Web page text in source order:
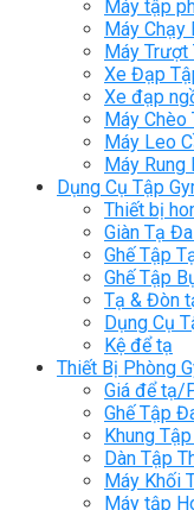
Máy tập
Máy Chạy
Máy Trượt
Xe Đạp
Xe đạp
Máy Chèo
Máy Leo
Máy Rung
Dụng Cụ Tập
Thiết bị
Giàn Tạ
Ghế Tập
Ghế Tập
Tạ & Đòn
Dụng Cụ
Kệ để tạ
Thiết Bị Phòng
Giá để tạ/
Ghế Tập
Khung
Dàn Tập
Máy Khối
Máy tập